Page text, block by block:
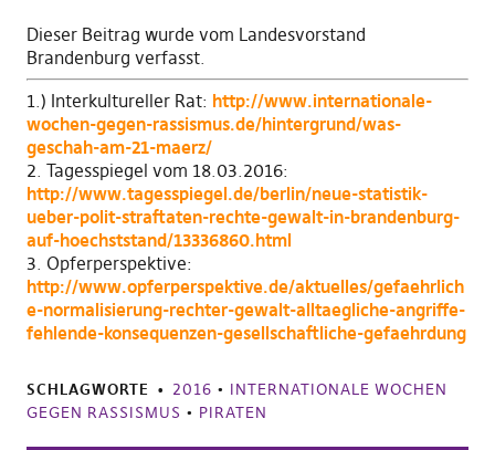
Dieser Beitrag wurde vom Landesvorstand
Brandenburg verfasst.
1.) Interkultureller Rat: http://www.internationale-
wochen-gegen-rassismus.de/hintergrund/was-
geschah-am-21-maerz/
2. Tagesspiegel vom 18.03.2016:
http://www.tagesspiegel.de/berlin/neue-statistik-
ueber-polit-straftaten-rechte-gewalt-in-brandenburg-
auf-hoechststand/13336860.html
3. Opferperspektive:
http://www.opferperspektive.de/aktuelles/gefaehrlich
e-normalisierung-rechter-gewalt-alltaegliche-angriffe-
fehlende-konsequenzen-gesellschaftliche-gefaehrdung
SCHLAGWORTE 2016 • INTERNATIONALE WOCHEN
GEGEN RASSISMUS • PIRATEN